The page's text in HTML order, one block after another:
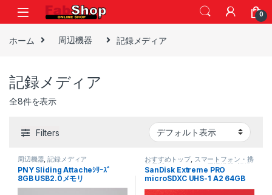
Skip to navigation
Skip to content
0
ホーム 周辺機器 記録メディア
記録メディア
全8件を表示
Filters
周辺機器 ,記録メディア
PNY Sliding Attacheｼﾘｰｽﾞ
8GB USB2.0メモリ
おすすめトップ, スマートフォン・携
帯電話アクセサリー 周辺機器 記録
メディア,電子工作部品セット
部品
SanDisk Extreme PRO
microSDXC UHS-1 A2 64GB